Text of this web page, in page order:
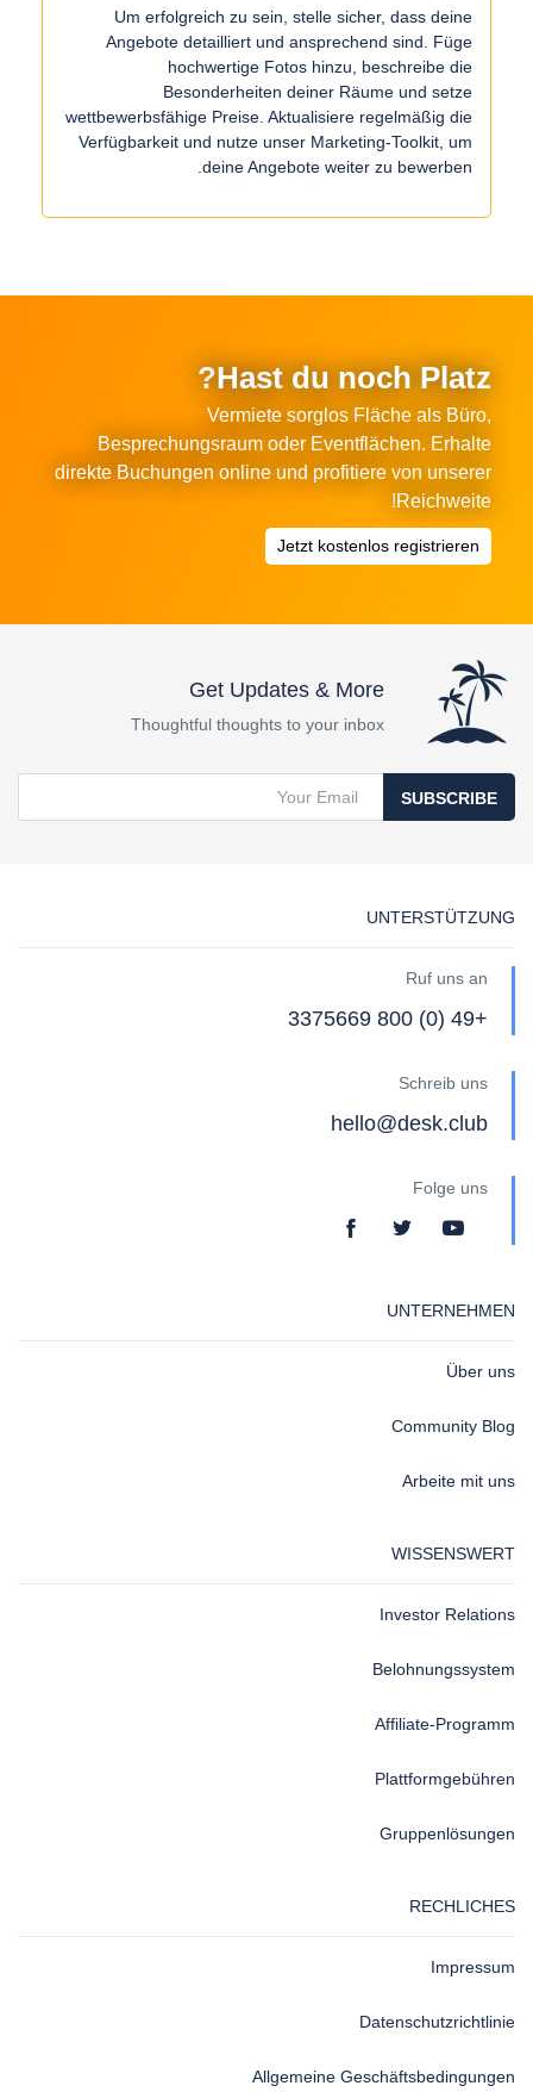
Um erfolgreich zu sein, stelle sicher, dass deine
Angebote detailliert und ansprechend sind. Füge
hochwertige Fotos hinzu, beschreibe die
Besonderheiten deiner Räume und setze
wettbewerbsfähige Preise. Aktualisiere regelmäßig die
Verfügbarkeit und nutze unser Marketing-Toolkit, um
deine Angebote weiter zu bewerben.
Hast du noch Platz?
Vermiete sorglos Fläche als Büro,
Besprechungsraum oder Eventflächen. Erhalte
direkte Buchungen online und profitiere von unserer
Reichweite!
Jetzt kostenlos registrieren
Get Updates & More
Thoughtful thoughts to your inbox
SUBSCRIBE
UNTERSTÜTZUNG
Ruf uns an
+49 (0) 800 3375669
Schreib uns
hello@desk.club
Folge uns
UNTERNEHMEN
Über uns
Community Blog
Arbeite mit uns
WISSENSWERT
Investor Relations
Belohnungssystem
Affiliate-Programm
Plattformgebühren
Gruppenlösungen
RECHLICHES
Impressum
Datenschutzrichtlinie
Allgemeine Geschäftsbedingungen